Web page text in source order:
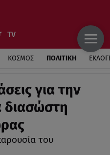
ΚΟΣΜΟΣ ΠΟΛΙΤΙΚΗ
για την
διασώστη
του